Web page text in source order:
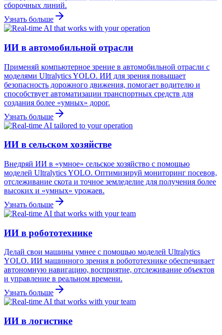
сборочных линий.
Узнать больше
ИИ в автомобильной отрасли
Применяй компьютерное зрение в автомобильной отрасли с
моделями Ultralytics YOLO. ИИ для зрения повышает
безопасность дорожного движения, помогает водителю и
способствует автоматизации транспортных средств для
создания более «умных» дорог.
Узнать больше
ИИ в сельском хозяйстве
Внедряй ИИ в «умное» сельское хозяйство с помощью
моделей Ultralytics YOLO. Оптимизируй мониторинг посевов,
отслеживание скота и точное земледелие для получения более
высоких и «умных» урожаев.
Узнать больше
ИИ в робототехнике
Делай свои машины умнее с помощью моделей Ultralytics
YOLO. ИИ машинного зрения в робототехнике обеспечивает
автономную навигацию, восприятие, отслеживание объектов
и управление в реальном времени.
Узнать больше
ИИ в логистике